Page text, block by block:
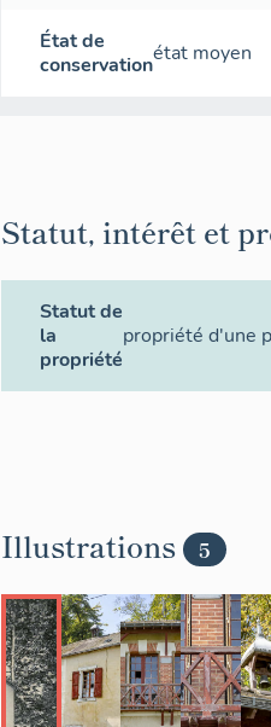
État de
conservationétat moyen
Statut, intérêt et
Statut de
la
propriété
propriété d'une
Illustrations 5